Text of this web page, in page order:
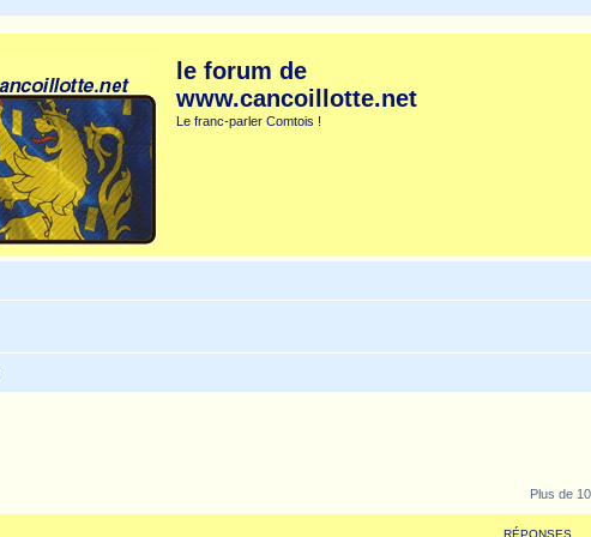
le forum de
www.cancoillotte.net
Le franc-parler Comtois !
Plus de
RÉPONSES